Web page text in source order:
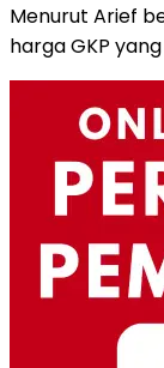
Menurut Arief
harga GKP